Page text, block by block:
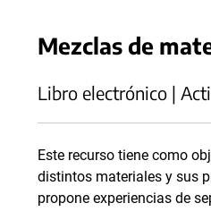
Mezclas de
Libro electrónico |
Este recurso tiene como
distintos materiales y sus
propone experiencias de